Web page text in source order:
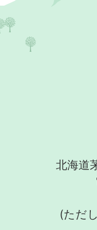
北海道
(ただ